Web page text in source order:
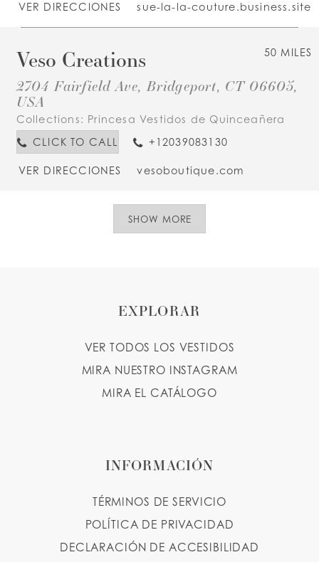
VER DIRECCIONES sue-la-la-couture.business.site
50 MILES
Veso Creations
2704 Fairfield Ave, Bridgeport, CT 06605,
USA
Collections: Princesa Vestidos de Quinceañera
CLICK TO CALL
+12039083130
VER DIRECCIONES vesoboutique.com
SHOW MORE
EXPLORAR
VER TODOS LOS VESTIDOS
MIRA NUESTRO INSTAGRAM
MIRA EL CATÁLOGO
INFORMACIÓN
TÉRMINOS DE SERVICIO
POLÍTICA DE PRIVACIDAD
DECLARACIÓN DE ACCESIBILIDAD